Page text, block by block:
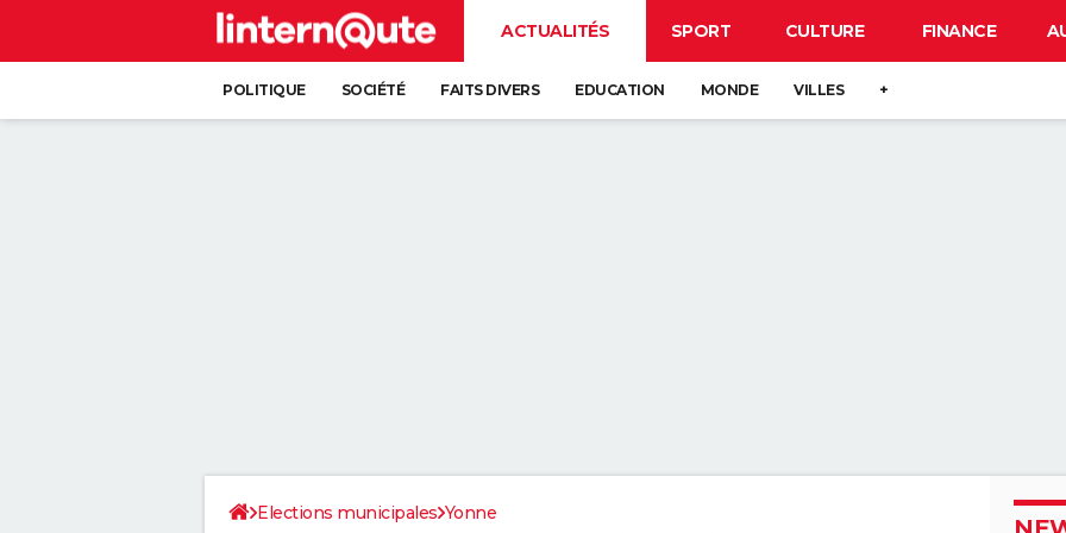
ACTUALITÉS SPORT CULTURE FINANCE
POLITIQUE SOCIÉTÉ FAITS DIVERS EDUCATION MONDE VILLES +
Elections municipales Yonne